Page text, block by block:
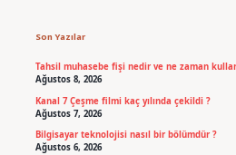
Son Yazılar
Tahsil muhasebe fişi nedir ve ne zaman
Ağustos 8, 2026
Kanal 7 Çeşme filmi kaç yılında çekildi ?
Ağustos 7, 2026
Bilgisayar teknolojisi nasıl bir bölümdür ?
Ağustos 6, 2026